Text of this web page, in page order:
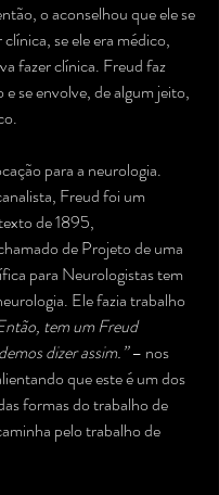
o aconselhou que ele se
se ele era médico,
fazer clínica. Freud faz
se envolve, de algum jeito,
para a neurologia.
Freud foi um
de 1895,
de Projeto de uma
para Neurologistas tem
Ele fazia trabalho
tem um Freud
dizer assim.” – nos
que este é um dos
formas do trabalho de
pelo trabalho de